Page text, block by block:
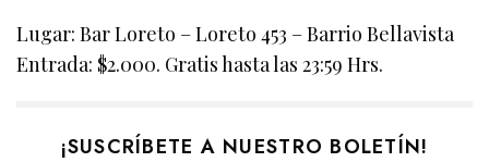
Lugar: Bar Loreto – Loreto 453 – Barrio Bellavista
Entrada: $2.000. Gratis hasta las 23:59 Hrs.
¡SUSCRÍBETE A NUESTRO BOLETÍN!